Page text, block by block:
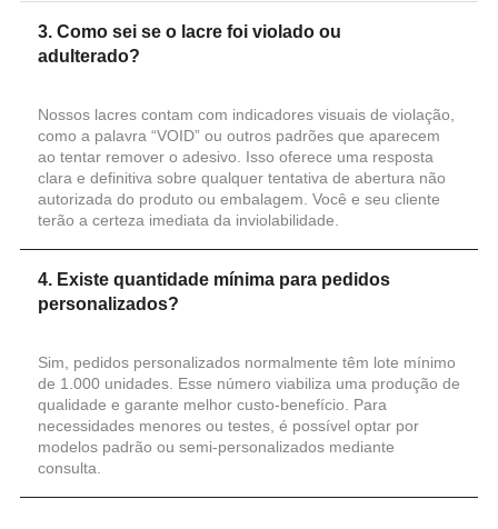
3. Como sei se o lacre foi violado ou
adulterado?
Nossos lacres contam com indicadores visuais de violação,
como a palavra “VOID” ou outros padrões que aparecem
ao tentar remover o adesivo. Isso oferece uma resposta
clara e definitiva sobre qualquer tentativa de abertura não
autorizada do produto ou embalagem. Você e seu cliente
terão a certeza imediata da inviolabilidade.
4. Existe quantidade mínima para pedidos
personalizados?
Sim, pedidos personalizados normalmente têm lote mínimo
de 1.000 unidades. Esse número viabiliza uma produção de
qualidade e garante melhor custo-benefício. Para
necessidades menores ou testes, é possível optar por
modelos padrão ou semi-personalizados mediante
consulta.